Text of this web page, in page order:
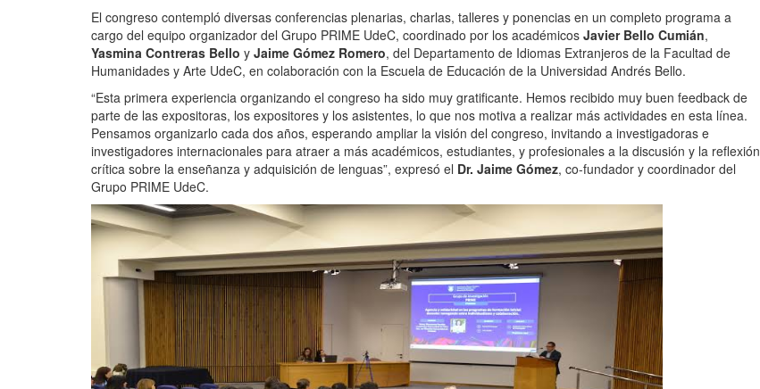
El congreso contempló diversas conferencias plenarias, charlas, talleres y ponencias en un completo programa a
cargo del equipo organizador del Grupo PRIME UdeC, coordinado por los académicos Javier Bello Cumián,
Yasmina Contreras Bello y Jaime Gómez Romero, del Departamento de Idiomas Extranjeros de la Facultad de
Humanidades y Arte UdeC, en colaboración con la Escuela de Educación de la Universidad Andrés Bello.
“Esta primera experiencia organizando el congreso ha sido muy gratificante. Hemos recibido muy buen feedback de
parte de las expositoras, los expositores y los asistentes, lo que nos motiva a realizar más actividades en esta línea.
Pensamos organizarlo cada dos años, esperando ampliar la visión del congreso, invitando a investigadoras e
investigadores internacionales para atraer a más académicos, estudiantes, y profesionales a la discusión y la reflexión
crítica sobre la enseñanza y adquisición de lenguas”, expresó el Dr. Jaime Gómez, co-fundador y coordinador del
Grupo PRIME UdeC.